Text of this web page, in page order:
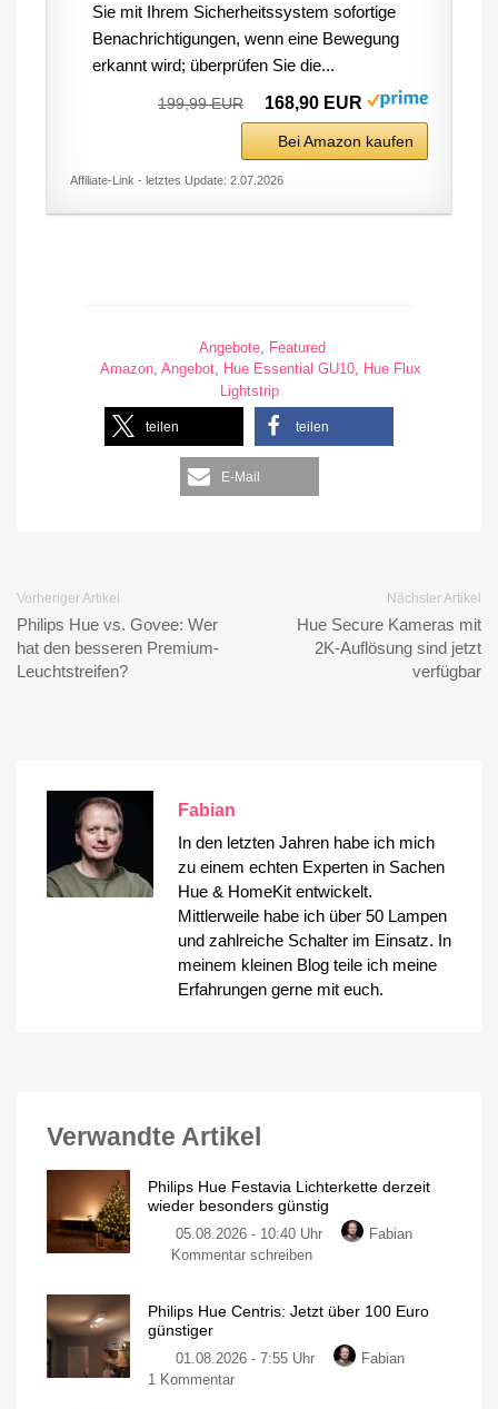
Sie mit Ihrem Sicherheitssystem sofortige
Benachrichtigungen, wenn eine Bewegung
erkannt wird; überprüfen Sie die...
199,99 EUR 168,90 EUR
Bei Amazon kaufen
Affiliate-Link - letztes Update: 2.07.2026
Angebote, Featured
Amazon,Angebot, Hue Essential GU10, Hue Flux
Lightstrip
teilen teilen
E-Mail
Vorheriger Artikel
Philips Hue vs. Govee: Wer
hat den besseren Premium-
Leuchtstreifen?
Nächster Artikel
Hue Secure Kameras mit
2K-Auflösung sind jetzt
verfügbar
Fabian
In den letzten Jahren habe ich mich
zu einem echten Experten in Sachen
Hue & HomeKit entwickelt.
Mittlerweile habe ich über 50 Lampen
und zahlreiche Schalter im Einsatz. In
meinem kleinen Blog teile ich meine
Erfahrungen gerne mit euch.
Verwandte Artikel
Philips Hue Festavia Lichterkette derzeit
wieder besonders günstig
05.08.2026 - 10:40 Uhr
Fabian
Kommentar schreibenzu
Festavia
derzeit
Philips Hue Centris: Jetzt über 100 Euro
günstiger
01.08.2026 - 7:55 Uhr
Fabian
1 Kommentarzu